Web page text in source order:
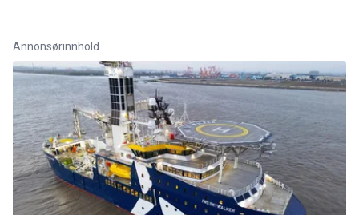
Annonsørinnhold